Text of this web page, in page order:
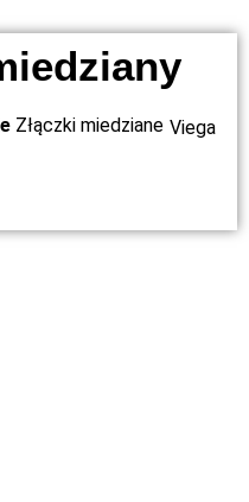
Złączki miedziane Viega